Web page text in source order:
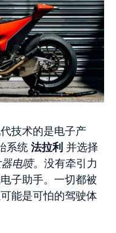
技术的是电子产
系统 法拉利 并选择
器电喷。没有牵引力
子助手。一切都被
能是可怕的驾驶体